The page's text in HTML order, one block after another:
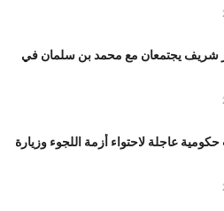
شريف يجتمعان مع محمد بن سلمان في
حكومية عاجلة لاحتواء أزمة اللجوء وزيارة